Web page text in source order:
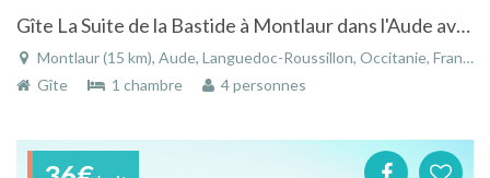
Gîte La Suite de la Bastide à Montlaur dans l'Aude avec piscine et parc romantique
Montlaur (15 km), Aude, Languedoc-Roussillon, Occitanie, France
Gîte
1 chambre 4 personnes